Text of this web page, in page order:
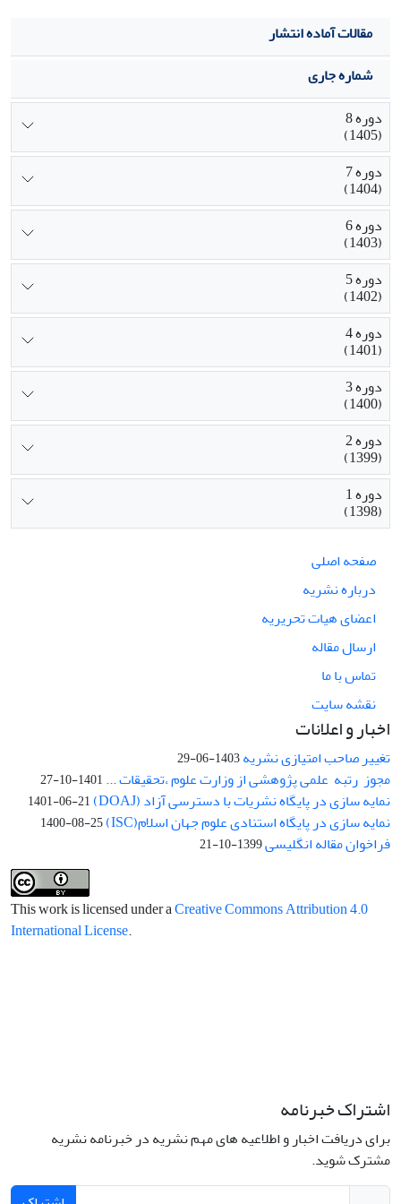
مقالات آماده انتشار
شماره جاری
دوره 8
(1405)
دوره 7
(1404)
دوره 6
(1403)
دوره 5
(1402)
دوره 4
(1401)
دوره 3
(1400)
دوره 2
(1399)
دوره 1
(1398)
صفحه اصلی
درباره نشریه
اعضای هیات تحریریه
ارسال مقاله
تماس با ما
نقشه سایت
اخبار و اعلانات
تغییر صاحب امتیازی نشریه1403-06-29
مجوز رتبه علمی پژوهشی از وزارت علوم ،تحقیقات ...1401-10-27
نمایه سازی در پایگاه نشریات با دسترسی آزاد (DOAJ) 1401-06-21
نمایه سازی در پایگاه استنادی علوم جهان اسلام(ISC) 1400-08-25
فراخوان مقاله انگلیسی1399-10-21
This work is licensed under aCreative Commons Attribution 4.0
International License.
اشتراک خبرنامه
برای دریافت اخبار و اطلاعیه های مهم نشریه در خبرنامه نشریه
مشترک شوید.